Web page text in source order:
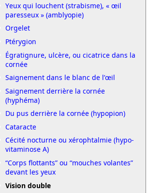
Yeux qui louchent (strabisme), « œil
paresseux » (amblyopie)
Orgelet
Ptérygion
Égratignure, ulcère, ou cicatrice dans la
cornée
Saignement dans le blanc de l’œil
Saignement derrière la cornée
(hyphéma)
Du pus derrière la cornée (hypopion)
Cataracte
Cécité nocturne ou xérophtalmie (hypo­
vitaminose A)
“Corps flottants” ou “mouches volantes”
devant les yeux
Vision double